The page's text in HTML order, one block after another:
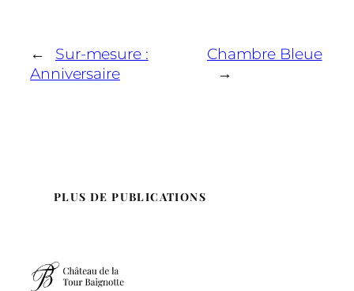
←
Sur-mesure :
Anniversaire
Chambre Bleue
→
PLUS DE PUBLICATIONS